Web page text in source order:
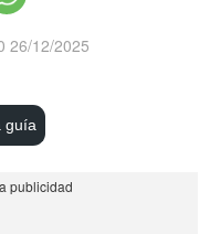
26/12/2025
guía